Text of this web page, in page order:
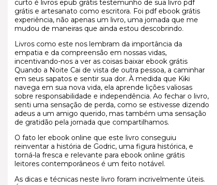
curto é livros epub grátis testemunho de sua livro pdf
grátis e artesanato como escritora. Foi pdf ebook grátis
experiência, não apenas um livro, uma jornada que me
mudou de maneiras que ainda estou descobrindo.
Livros como este nos lembram da importância da
empatia e da compreensão em nossas vidas,
incentivando-nos a ver as coisas baixar ebook grátis
Quando a Noite Cai de vista de outra pessoa, a caminhar
em seus sapatos e sentir sua dor. À medida que Kiki
navega em sua nova vida, ela aprende lições valiosas
sobre responsabilidade e independência. Ao fechar o livro,
senti uma sensação de perda, como se estivesse dizendo
adeus a um amigo querido, mas também uma sensação
de gratidão pela jornada que compartilhamos.
O fato ler ebook online que este livro conseguiu
reinventar a história de Godric, uma figura histórica, e
torná-la fresca e relevante para ebook online grátis
leitores contemporâneos é um feito notável.
As dicas e técnicas neste livro foram incrivelmente úteis.